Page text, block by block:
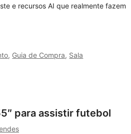
e recursos AI que realmente fazem
, Guia de Compra, Sala
para assistir futebol